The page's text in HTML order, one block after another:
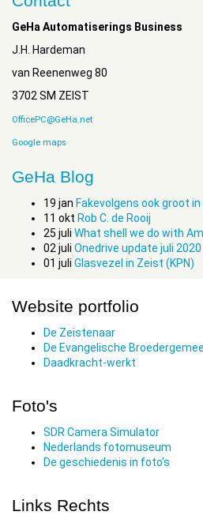
GeHa Automatiserings Business
J.H. Hardeman
van Reenenweg 80
3702 SM ZEIST
OfficePC@GeHa.net
Google maps
GeHa Blog
19 jan Fakevolgens ook groot in
11 okt Rob C. de Rooij
25 juli What shell we do with
02 juli Onedrive update juli 2020
01 juli Glasvezel in Zeist (KPN)
Website portfolio
De Zeistenaar
De Evangelische
Daadkracht-werkt
Foto's
SDR Camera Simulator
Nederlands fotomuseum
De geschiedenis in foto's
Links Rechts